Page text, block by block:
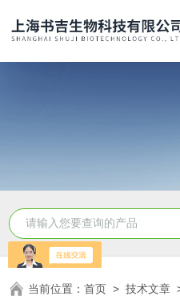
当前位置：首页 >技术文章